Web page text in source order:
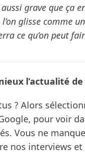
grave que ça
glisse comme
ce qu’on peut
l’actualité
? Alors
pour voir
Vous ne
nos interviews et